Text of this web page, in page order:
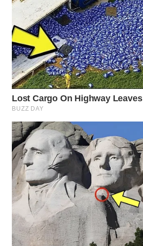
WAHANA
UMKM
WAHANA
SELEB
WAHANA
PERSONA
WAHANA
OTOMOTIF
WAHANA
HEALTH
WAHANA
DESA
WISATA